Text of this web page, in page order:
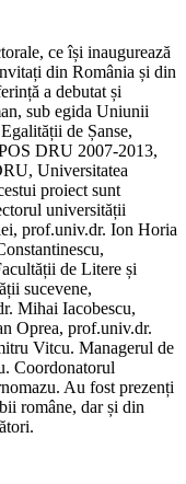
ce își inaugurează
din România și din
a debutat și
sub egida Uniunii
de Șanse,
DRU 2007-2013,
Universitatea
proiect sunt
universității
prof.univ.dr. Ion Horia
de Litere și
sucevene,
Mihai Iacobescu,
Oprea, prof.univ.dr.
Vitcu. Managerul de
Coordonatorul
Au fost prezenți
române, dar și din